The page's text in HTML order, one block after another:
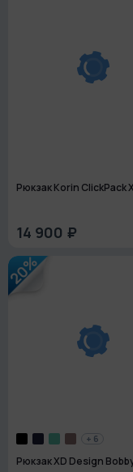
Рюкзак Korin ClickPack X
14 900 ₽
20%
+ 6
Рюкзак XD Design